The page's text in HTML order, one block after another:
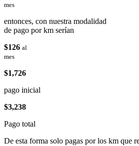
mes
entonces, con nuestra modalidad
de pago por km serían
$126 al
mes
$1,726
pago inicial
$3,238
Pago total
De esta forma solo pagas por los km que